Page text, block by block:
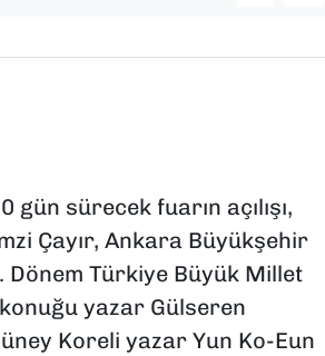
gün sürecek fuarın açılışı,
Çayır, Ankara Büyükşehir
Dönem Türkiye Büyük Millet
yazar Gülseren
Koreli yazar Yun Ko-Eun